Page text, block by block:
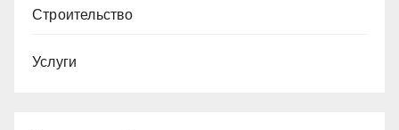
Строительство
Услуги